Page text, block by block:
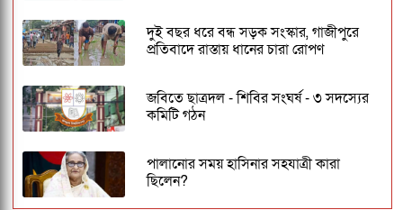
দুই বছর ধরে বন্ধ সড়ক সংস্কার, গাজীপুরে
প্রতিবাদে রাস্তায় ধানের চারা রোপণ
জবিতে ছাত্রদল - শিবির সংঘর্ষ - ৩ সদস্যের
কমিটি গঠন
পালানোর সময় হাসিনার সহযাত্রী কারা
ছিলেন?